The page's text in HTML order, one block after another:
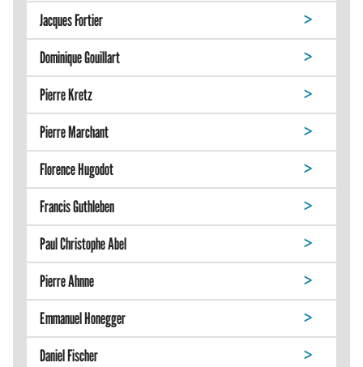
Jacques Fortier
Dominique Gouillart
Pierre Kretz
Pierre Marchant
Florence Hugodot
Francis Guthleben
Paul Christophe Abel
Pierre Ahnne
Emmanuel Honegger
Daniel Fischer